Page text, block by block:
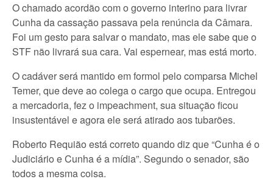
O chamado acordão com o governo interino para livrar
Cunha da cassação passava pela renúncia da Câmara.
Foi um gesto para salvar o mandato, mas ele sabe que o
STF não livrará sua cara. Vai espernear, mas está morto.
O cadáver será mantido em formol pelo comparsa Michel
Temer, que deve ao colega o cargo que ocupa. Entregou
a mercadoria, fez o impeachment, sua situação ficou
insustentável e agora ele será atirado aos tubarões.
Roberto Requião está correto quando diz que “Cunha é o
Judiciário e Cunha é a mídia”. Segundo o senador, são
todos a mesma coisa.